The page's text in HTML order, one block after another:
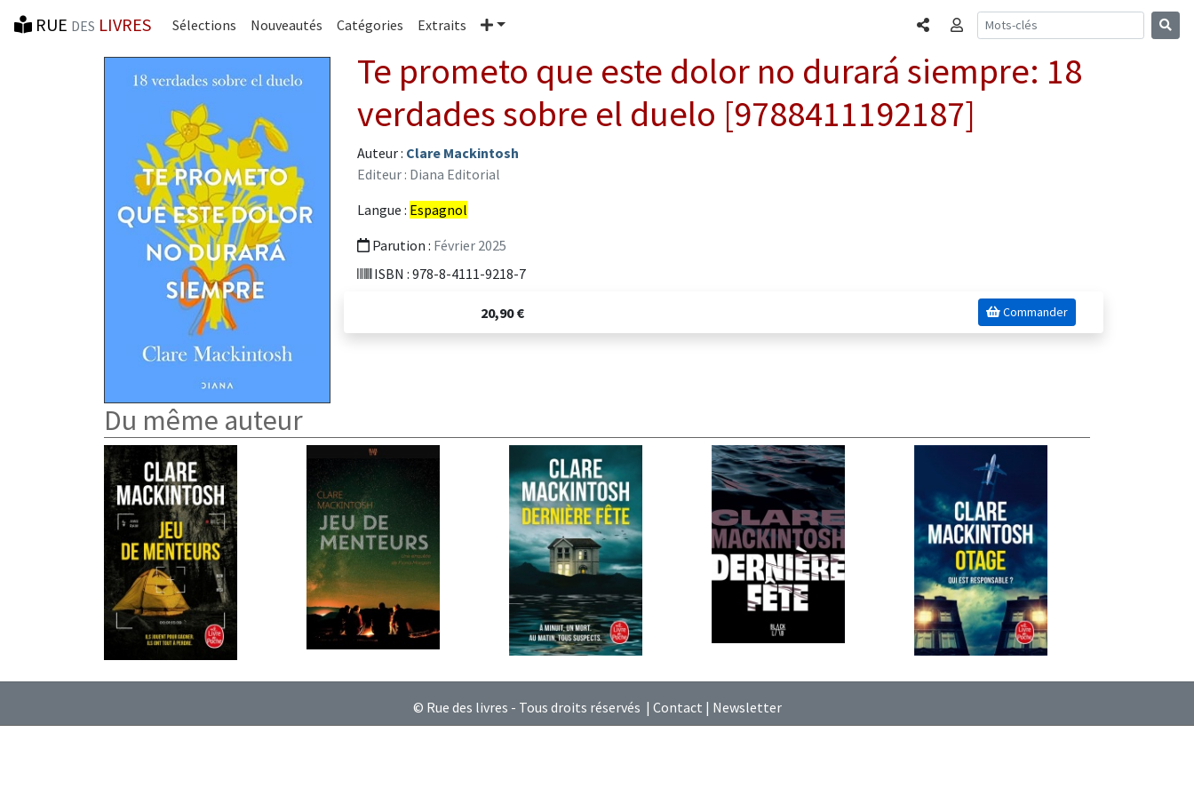
RUE DES LIVRES Sélections Nouveautés Catégories Extraits Plus PartagerConnexion
Te prometo que este dolor no durará siempre: 18
verdades sobre el duelo [9788411192187]
Auteur : Clare Mackintosh
Editeur : Diana Editorial
Langue : Espagnol
Parution : Février 2025
ISBN : 978-8-4111-9218-7
20,90 € Commander
Du même auteur
© Rue des livres - Tous droits réservés | Contact | Newsletter